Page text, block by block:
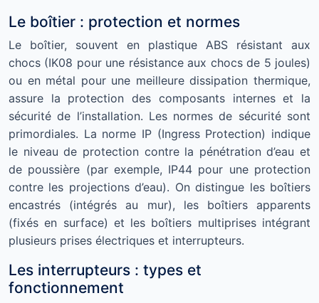
Le boîtier : protection et normes
Le boîtier, souvent en plastique ABS résistant aux
chocs (IK08 pour une résistance aux chocs de 5 joules)
ou en métal pour une meilleure dissipation thermique,
assure la protection des composants internes et la
sécurité de l’installation. Les normes de sécurité sont
primordiales. La norme IP (Ingress Protection) indique
le niveau de protection contre la pénétration d’eau et
de poussière (par exemple, IP44 pour une protection
contre les projections d’eau). On distingue les boîtiers
encastrés (intégrés au mur), les boîtiers apparents
(fixés en surface) et les boîtiers multiprises intégrant
plusieurs prises électriques et interrupteurs.
Les interrupteurs : types et
fonctionnement